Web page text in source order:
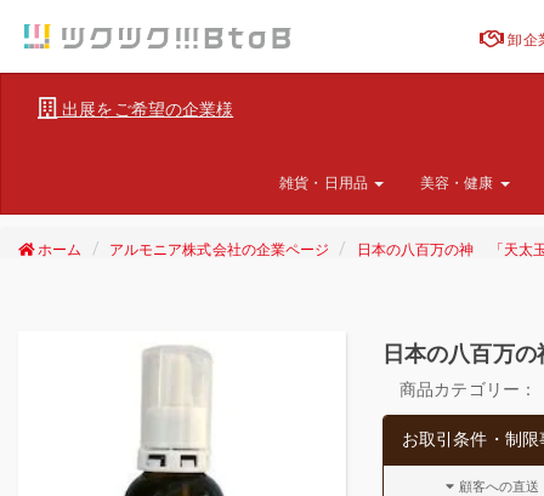
卸企
出展をご希望の企業様
雑貨・日用品 美容・健康
ホーム アルモニア株式会社の企業ページ 日本の八百万の神 「天太
日本の八百万
商品カテゴリー：
お取引条件・制限
顧客への直送